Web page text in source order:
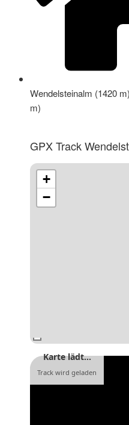
Wendelsteinalm (1420
m)
GPX Track
+
−
Karte lädt…
Track wird geladen